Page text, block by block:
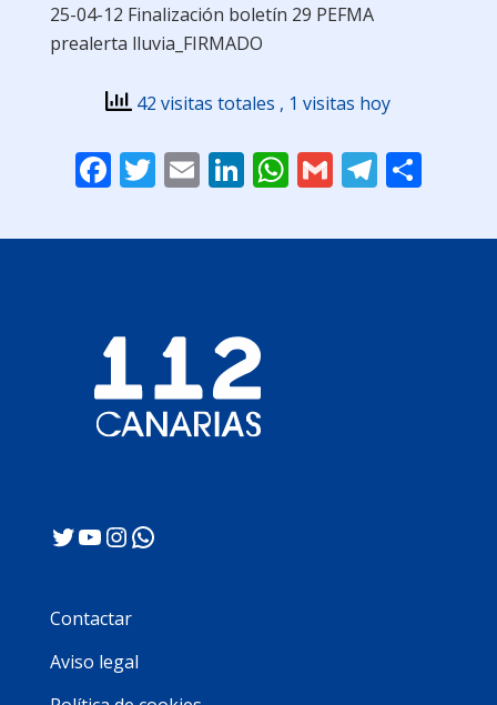
25-04-12 Finalización boletín 29 PEFMA
prealerta lluvia_FIRMADO
42 visitas totales , 1 visitas hoy
Facebook
Twitter
EmailLinkedIn
WhatsApp
Gmail
Twitter
YouTube
Instagram
WhatsApp
Contactar
Aviso legal